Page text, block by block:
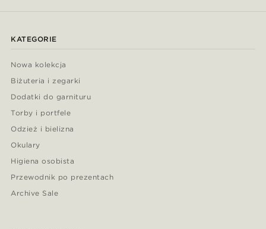
KATEGORIE
Nowa kolekcja
Biżuteria i zegarki
Dodatki do garnituru
Torby i portfele
Odzież i bielizna
Okulary
Higiena osobista
Przewodnik po prezentach
Archive Sale